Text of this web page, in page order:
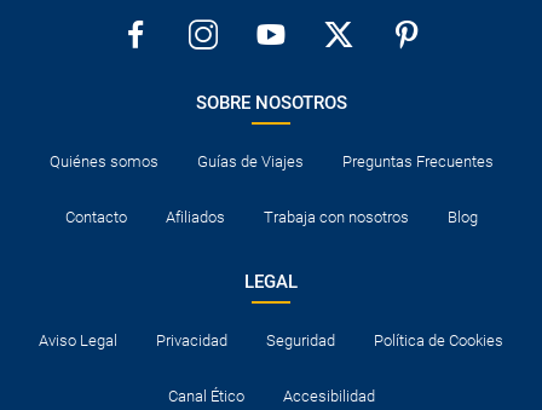
SOBRE NOSOTROS
Quiénes somos Guías de Viajes Preguntas Frecuentes
Contacto Afiliados Trabaja con nosotros Blog
LEGAL
Aviso Legal Privacidad Seguridad Política de Cookies
Canal Ético Accesibilidad